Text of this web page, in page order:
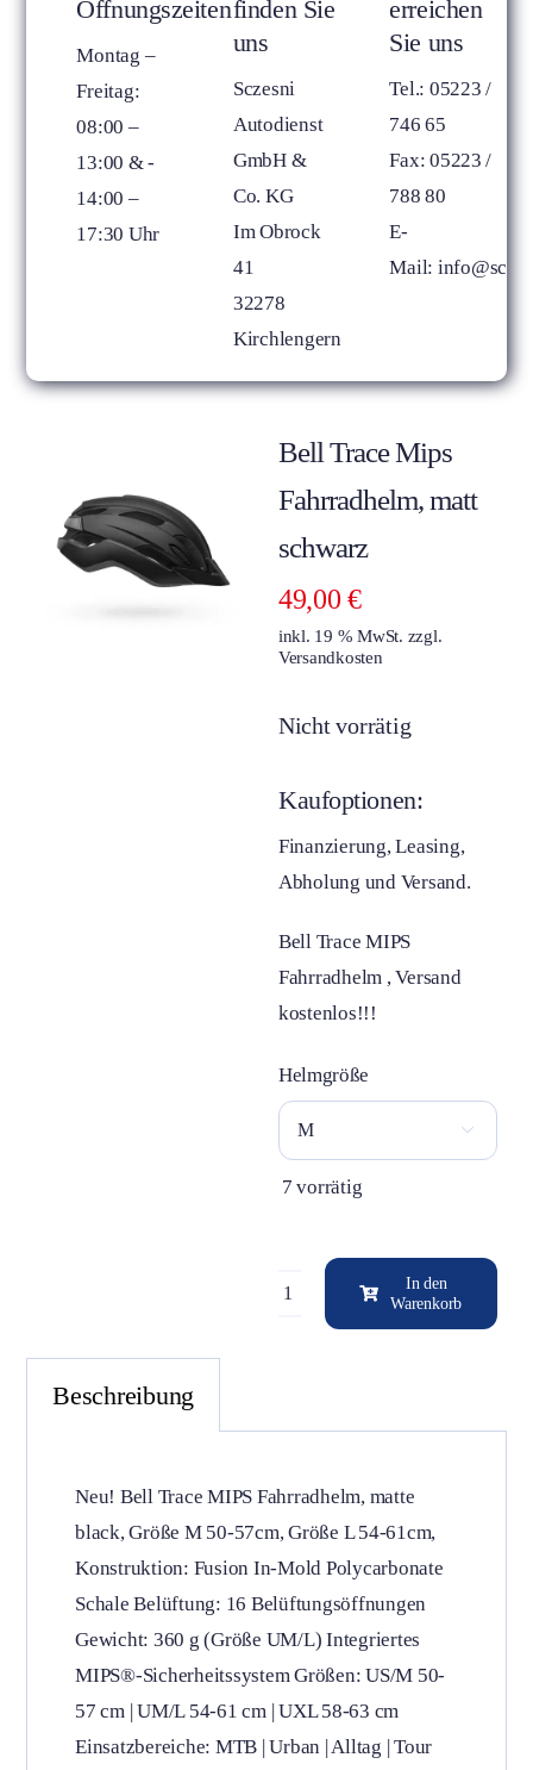
Öffnungszeiten
Montag –
Freitag:
08:00 –
13:00 &­ ­
14:00 –
17:30 Uhr
finden Sie
uns
Sczesni
Autodienst
GmbH &
Co. KG
Im Obrock
41
32278
Kirchlengern
erreichen
Sie uns
Tel.: 05223 /
746 65
Fax: 05223 /
788 80
E-
Mail:
Bell Trace Mips
Fahrradhelm, matt
schwarz
49,00 €
inkl. 19 % MwSt. zzgl.
Versandkosten
Nicht vorrätig
Kaufoptionen:
Finanzierung, Leasing,
Abholung und Versand.
Bell Trace MIPS
Fahrradhelm , Versand
kostenlos!!!
Helmgröße

7 vorrätig
Menge
In den
Warenkorb
Beschreibung
Neu! Bell Trace MIPS Fahrradhelm, matte
black, Größe M 50-57cm, Größe L 54-61cm,
Konstruktion: Fusion In-Mold Polycarbonate
Schale Belüftung: 16 Belüftungsöffnungen
Gewicht: 360 g (Größe UM/L) Integriertes
MIPS®-Sicherheitssystem Größen: US/M 50-
57 cm | UM/L 54-61 cm | UXL 58-63 cm
Einsatzbereiche: MTB | Urban | Alltag | Tour